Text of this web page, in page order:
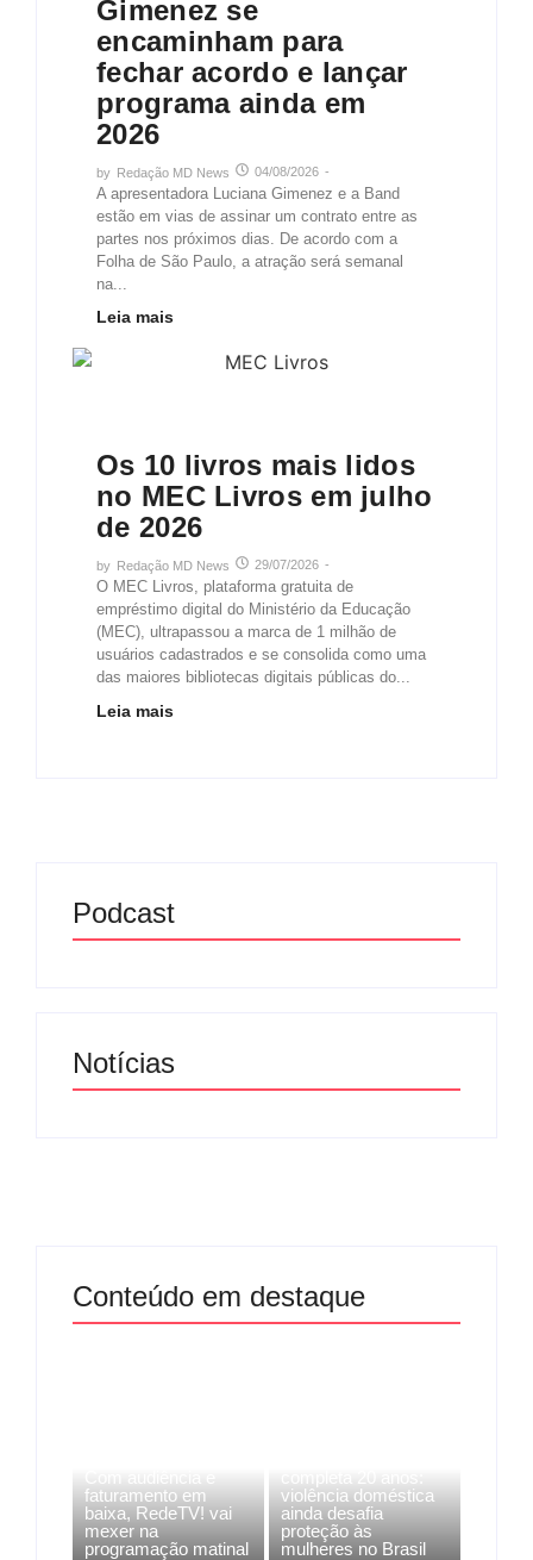
Gimenez se
encaminham para
fechar acordo e lançar
programa ainda em
2026
by Redação MD News 04/08/2026 -
A apresentadora Luciana Gimenez e a Band
estão em vias de assinar um contrato entre as
partes nos próximos dias. De acordo com a
Folha de São Paulo, a atração será semanal
na...
Leia mais
Os 10 livros mais lidos
no MEC Livros em julho
de 2026
by Redação MD News 29/07/2026 -
O MEC Livros, plataforma gratuita de
empréstimo digital do Ministério da Educação
(MEC), ultrapassou a marca de 1 milhão de
usuários cadastrados e se consolida como uma
das maiores bibliotecas digitais públicas do...
Leia mais
Podcast
Notícias
Conteúdo em destaque
faturamento em
baixa, RedeTV! vai
mexer na
programação matinal
violência doméstica
ainda desafia
proteção às
mulheres no Brasil